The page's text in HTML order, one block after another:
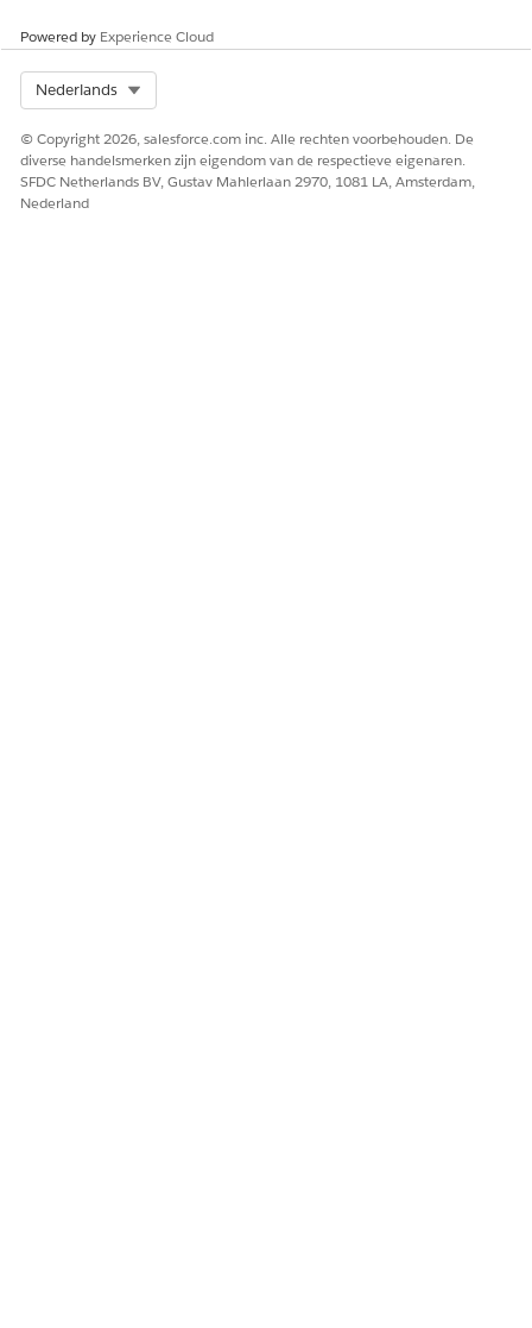
Klik opVolgende.
Selecteer de invoerveldvoorwaarde.
Sla uw wijzigingen op.
Activeer de beslissingstabel.
Powered by Experience Cloud
Nederlands
© Copyright 2026, salesforce.com inc. Alle rechten voorbehouden. De
diverse handelsmerken zijn eigendom van de respectieve eigenaren.
SFDC Netherlands BV, Gustav Mahlerlaan 2970, 1081 LA, Amsterdam,
Nederland